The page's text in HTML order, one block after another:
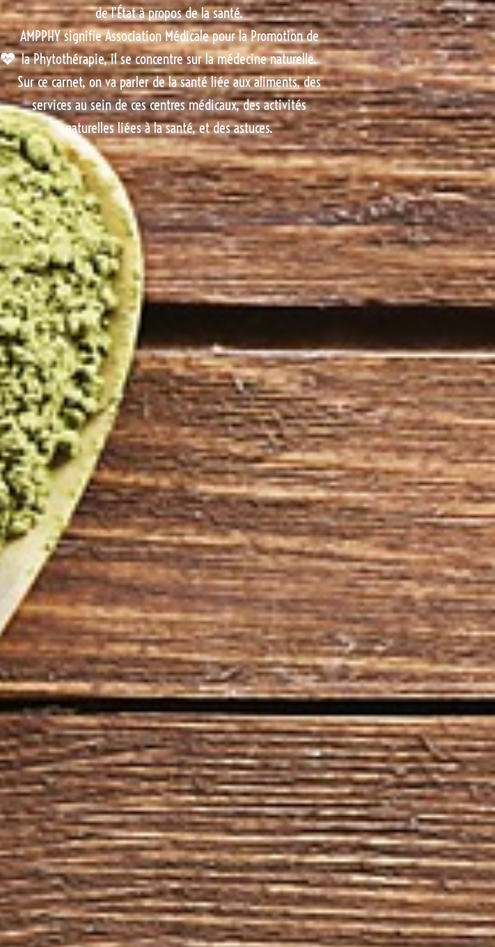
de l’État à propos de la santé.
AMPPHY signifie Association Médicale pour la Promotion de
la Phytothérapie, il se concentre sur la médecine naturelle.
Sur ce carnet, on va parler de la santé liée aux aliments, des
services au sein de ces centres médicaux, des activités
naturelles liées à la santé, et des astuces.